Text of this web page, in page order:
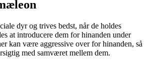
dyr og trives bedst, når de holdes
at introducere dem for hinanden under
kan være aggressive over for hinanden, så
med samværet mellem dem.